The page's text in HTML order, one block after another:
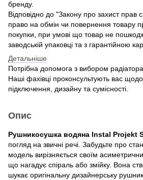
бренду.
Відповідно до "Закону про захист прав
право на обмін чи повернення товару
покупки, при умові що товар не
заводській упаковці та з гарантійною
Детальніше
Потрібна допомога з вибором
Наші фахівці проконсультують вас щодо
підключення, дизайну та сумісності.
Опис
Рушникосушка водяна Instal Projekt
погляд на звичні речі. Забудьте про
модель вирізняється своїм
що нагадує спіраль або змійку. Вона
шукає оригінальну дизайнерську